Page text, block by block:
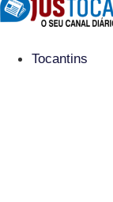
Tocantins